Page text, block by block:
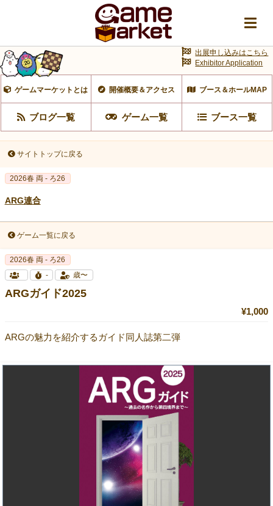
ゲームマーケットとは 開催概要＆アクセス ブース＆ホールMAP
ブログ一覧 ゲーム一覧 ブース一覧
出展申し込みはこちら
Exhibitor Application
サイトトップに戻る
2026春 両 - ろ26
ARG連合
ゲーム一覧に戻る
2026春 両 - ろ26
-
歳〜
ARGガイド2025
¥1,000
ARGの魅力を紹介するガイド同人誌第二弾